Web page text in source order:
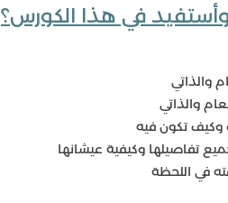
في هذا الكورس؟
والذاتي
والذاتي
وكيف تكون فيه
تفاصيلها وكيفية عيشانها
في اللحظة